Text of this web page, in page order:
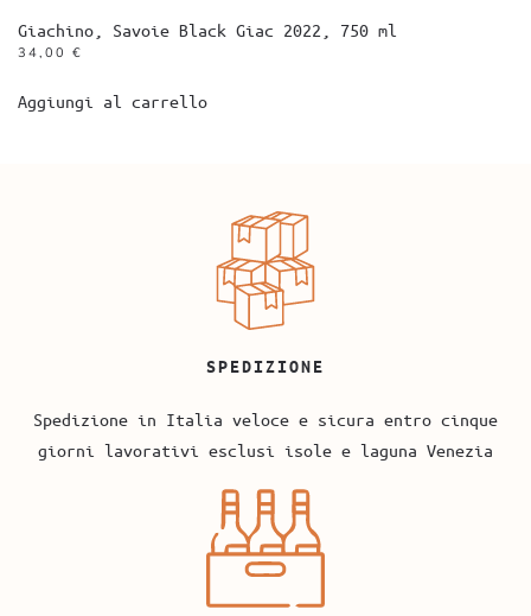
Giachino, Savoie Black Giac 2022, 750 ml
34,00 €
Aggiungi al carrello
SPEDIZIONE
Spedizione in Italia veloce e sicura entro cinque
giorni lavorativi esclusi isole e laguna Venezia